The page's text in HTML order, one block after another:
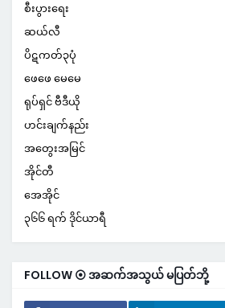
စီးပွားရေး
ဆယ်လီ
ပိဋကတ်၃ပုံ
ဖေဖေ မေမေ
ရုပ်ရှင် ဗီဒီယို
ဟင်းချက်နည်း
အတွေးအမြင်
အိုင်တီ
အေအိုင်
၃၆၆ ရက် ဒိုင်ယာရီ
FOLLOW ⦿ အဆက်အသွယ် မပြတ်ဘို့